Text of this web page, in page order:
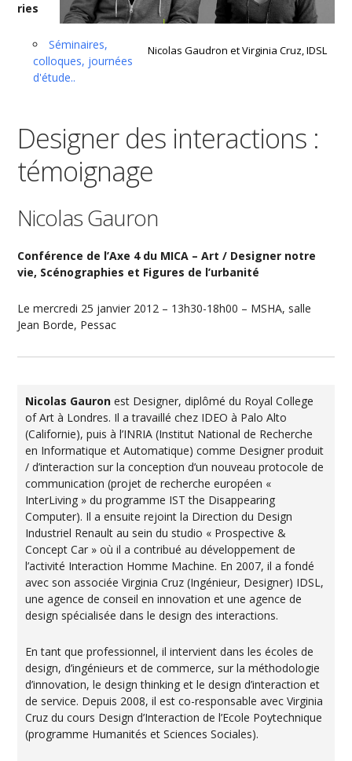
Nicolas Gaudron et Virginia Cruz, IDSL
ries
Séminaires,
colloques, journées
d'étude..
Designer des interactions :
témoignage
Nicolas Gauron
Conférence de l’Axe 4 du MICA – Art / Designer notre
vie, Scénographies et Figures de l’urbanité
Le mercredi 25 janvier 2012 – 13h30-18h00 – MSHA, salle
Jean Borde, Pessac
Nicolas Gauron est Designer, diplômé du Royal College
of Art à Londres. Il a travaillé chez IDEO à Palo Alto
(Californie), puis à l’INRIA (Institut National de Recherche
en Informatique et Automatique) comme Designer produit
/ d’interaction sur la conception d’un nouveau protocole de
communication (projet de recherche européen «
InterLiving » du programme IST the Disappearing
Computer). Il a ensuite rejoint la Direction du Design
Industriel Renault au sein du studio « Prospective &
Concept Car » où il a contribué au développement de
l’activité Interaction Homme Machine. En 2007, il a fondé
avec son associée Virginia Cruz (Ingénieur, Designer) IDSL,
une agence de conseil en innovation et une agence de
design spécialisée dans le design des interactions.
En tant que professionnel, il intervient dans les écoles de
design, d’ingénieurs et de commerce, sur la méthodologie
d’innovation, le design thinking et le design d’interaction et
de service. Depuis 2008, il est co-responsable avec Virginia
Cruz du cours Design d’Interaction de l’Ecole Poytechnique
(programme Humanités et Sciences Sociales).